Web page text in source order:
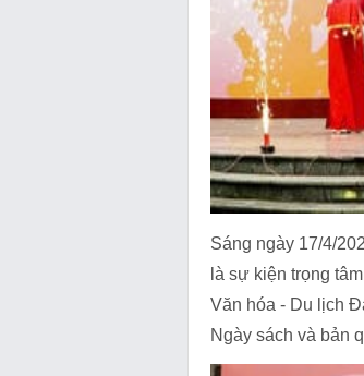
Sáng ngày 17/4/
là sự kiện trọng
Văn hóa - Du lịch
Ngày sách và bản